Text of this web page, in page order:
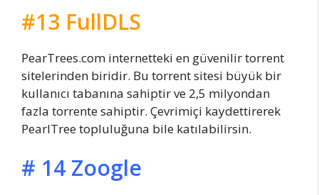
#13 FullDLS
PearTrees.com internetteki en güvenilir torrent
sitelerinden biridir. Bu torrent sitesi büyük bir
kullanıcı tabanına sahiptir ve 2,5 milyondan
fazla torrente sahiptir. Çevrimiçi kaydettirerek
PearlTree topluluğuna bile katılabilirsin.
# 14 Zoogle